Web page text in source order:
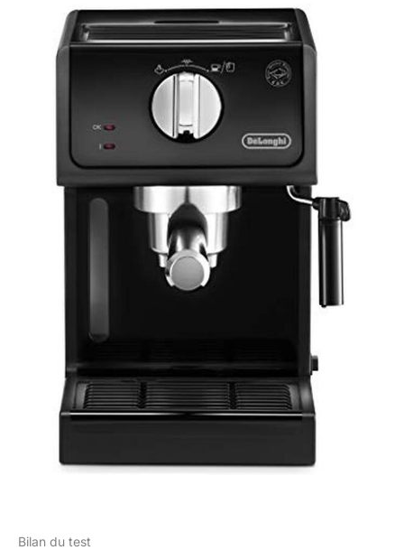
Bilan du test